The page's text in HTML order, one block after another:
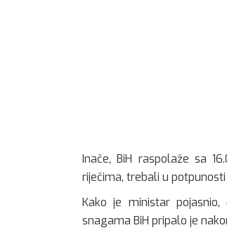
Inače, BiH raspolaže sa
riječima, trebali u
Kako je ministar
snagama BiH pripalo je